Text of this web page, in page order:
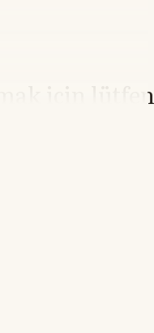
için lütfen